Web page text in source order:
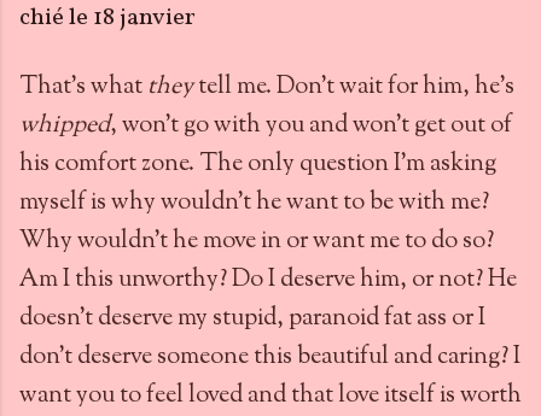
chié le 18 janvier
That's what theytell me. Don't wait for him, he's
whipped, won't go with you and won't get out of
his comfort zone. The only question I'm asking
myself is why wouldn't he want to be with me?
Why wouldn't he move in or want me to do so?
Am I this unworthy? Do I deserve him, or not? He
doesn't deserve my stupid, paranoid fat ass or I
don't deserve someone this beautiful and caring? I
want you to feel loved and that love itself is worth